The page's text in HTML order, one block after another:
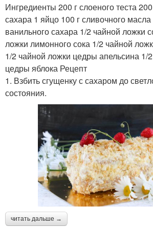
Ингредиенты 200 г слоеного теста
сахара 1 яйцо 100 г сливочного
ванильного сахара 1/2 чайной ложки
ложки лимонного сока 1/2 чайной
1/2 чайной ложки цедры апельсина 1/
цедры яблока Рецепт
1. Взбить сгущенку с сахаром до
состояния.
читать дальше →